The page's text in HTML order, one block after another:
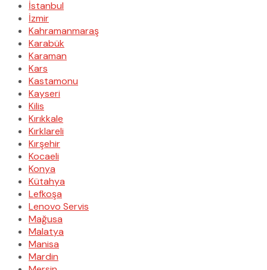
İstanbul
İzmir
Kahramanmaraş
Karabük
Karaman
Kars
Kastamonu
Kayseri
Kilis
Kırıkkale
Kırklareli
Kırşehir
Kocaeli
Konya
Kütahya
Lefkoşa
Lenovo Servis
Mağusa
Malatya
Manisa
Mardin